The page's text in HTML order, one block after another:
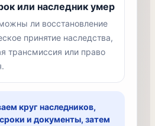
или наследник умер
ли восстановление
принятие наследства,
трансмиссия или право
круг наследников,
и документы, затем